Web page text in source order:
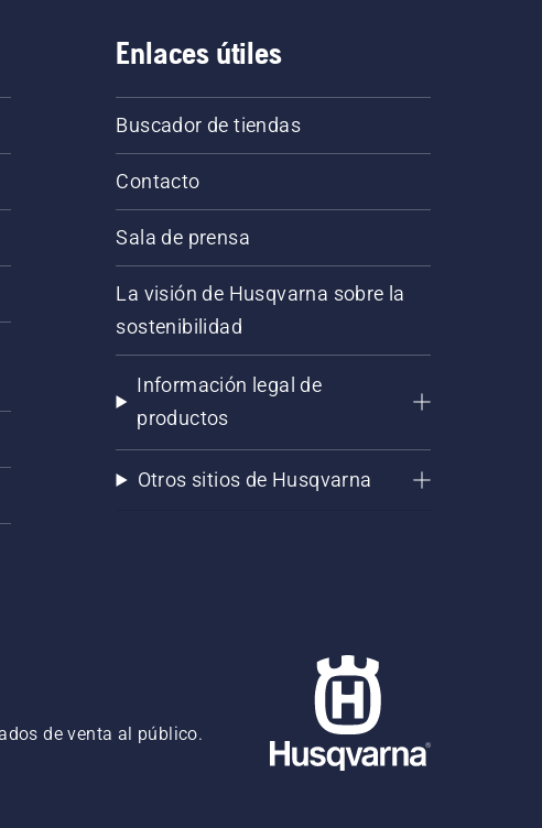
Enlaces útiles
Buscador de tiendas
Contacto
Sala de prensa
La visión de Husqvarna sobre la
sostenibilidad
Información legal de
productos
Otros sitios de Husqvarna
de venta al público.